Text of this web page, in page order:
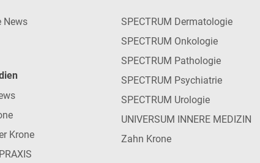
News
Krone
SPECTRUM Dermatologie
SPECTRUM Onkologie
SPECTRUM Pathologie
SPECTRUM Psychiatrie
SPECTRUM Urologie
UNIVERSUM INNERE MEDIZIN
Zahn Krone